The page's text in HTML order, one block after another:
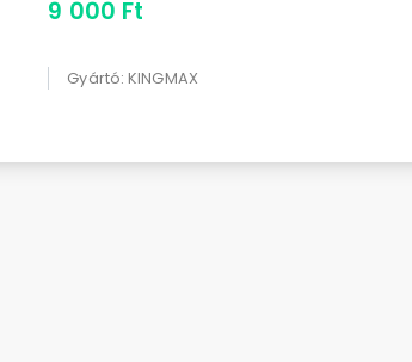
9 000 Ft
Gyártó: KINGMAX